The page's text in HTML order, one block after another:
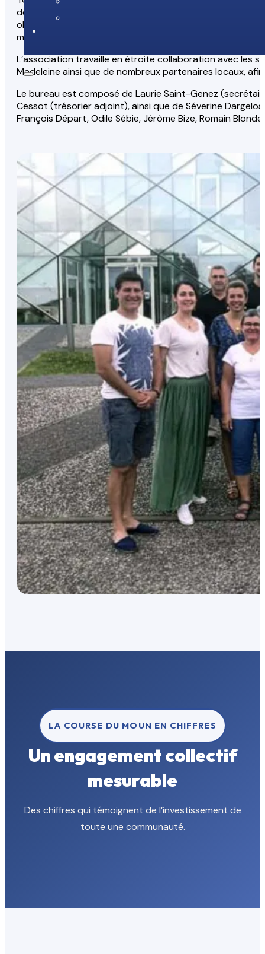
des co-présidents
objectif commun : offrir un événement convivial,
mobilisent pour assurer le bon déroulement de la course.
L’association travaille en étroite collaboration avec les
Madeleine ainsi que de nombreux partenaires locaux,
Le bureau est composé de Laurie Saint-Genez
Cessot (trésorier adjoint), ainsi que de Séverine
François Départ, Odile Sébie, Jérôme Bize, Romain
LA COURSE DU MOUN EN CHIFFRES
Un engagement collectif
mesurable
Des chiffres qui témoignent de l’investissement de
toute une communauté.